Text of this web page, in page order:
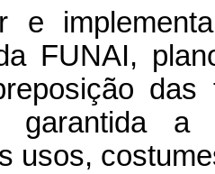
e
FUNAI,
garantida
usos,